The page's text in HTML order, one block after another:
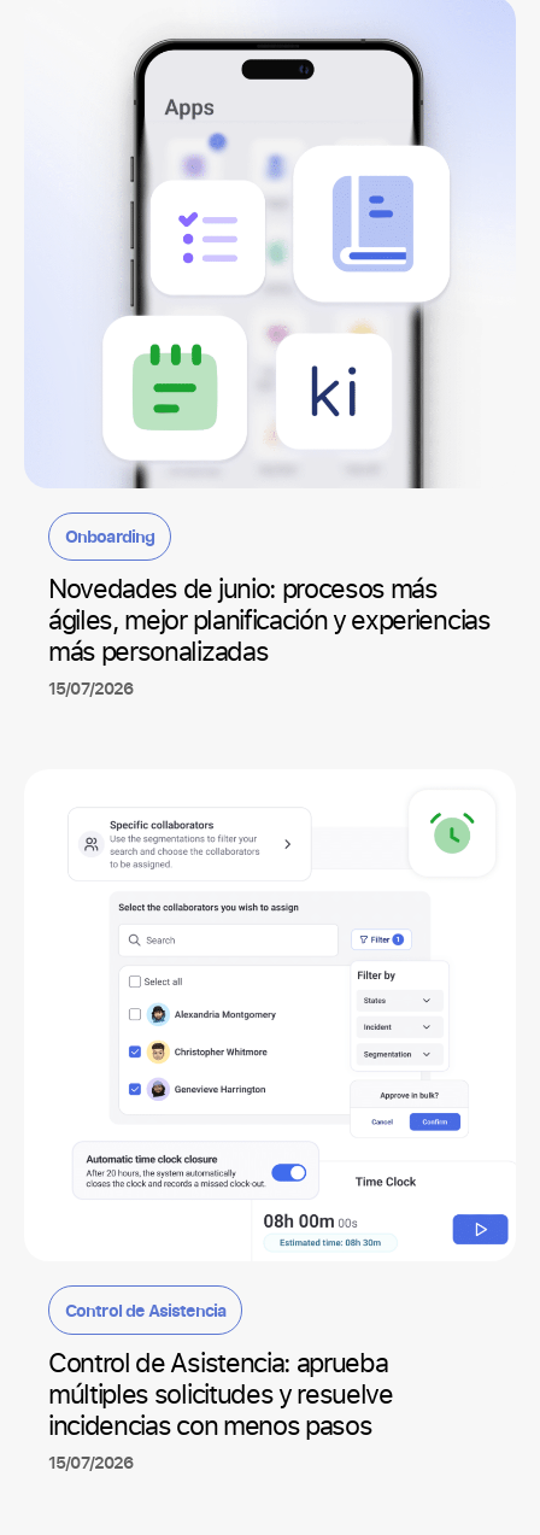
Onboarding
Novedades de junio: procesos más
ágiles, mejor planificación y experiencias
más personalizadas
15/07/2026
Control de Asistencia
Control de Asistencia: aprueba
múltiples solicitudes y resuelve
incidencias con menos pasos
15/07/2026